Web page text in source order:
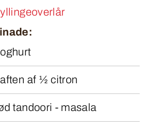
af ½ citron
tandoori - masala